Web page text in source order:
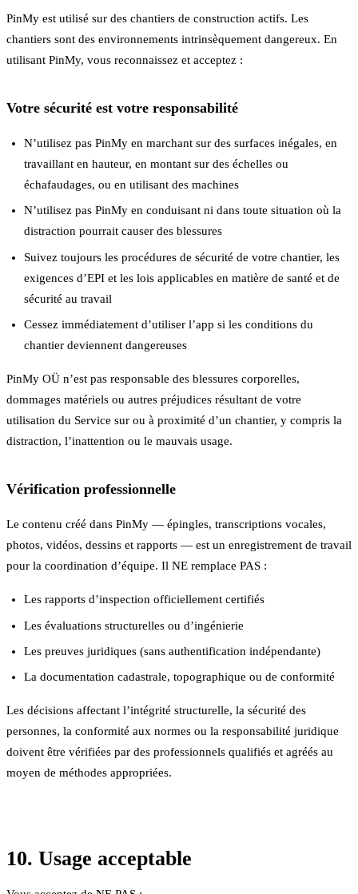
PinMy est utilisé sur des chantiers de construction actifs. Les
chantiers sont des environnements intrinsèquement dangereux. En
utilisant PinMy, vous reconnaissez et acceptez :
Votre sécurité est votre responsabilité
N’utilisez pas PinMy en marchant sur des surfaces inégales, en
travaillant en hauteur, en montant sur des échelles ou
échafaudages, ou en utilisant des machines
N’utilisez pas PinMy en conduisant ni dans toute situation où la
distraction pourrait causer des blessures
Suivez toujours les procédures de sécurité de votre chantier, les
exigences d’EPI et les lois applicables en matière de santé et de
sécurité au travail
Cessez immédiatement d’utiliser l’app si les conditions du
chantier deviennent dangereuses
PinMy OÜ n’est pas responsable des blessures corporelles,
dommages matériels ou autres préjudices résultant de votre
utilisation du Service sur ou à proximité d’un chantier, y compris la
distraction, l’inattention ou le mauvais usage.
Vérification professionnelle
Le contenu créé dans PinMy — épingles, transcriptions vocales,
photos, vidéos, dessins et rapports — est un enregistrement de travail
pour la coordination d’équipe. Il NE remplace PAS :
Les rapports d’inspection officiellement certifiés
Les évaluations structurelles ou d’ingénierie
Les preuves juridiques (sans authentification indépendante)
La documentation cadastrale, topographique ou de conformité
Les décisions affectant l’intégrité structurelle, la sécurité des
personnes, la conformité aux normes ou la responsabilité juridique
doivent être vérifiées par des professionnels qualifiés et agréés au
moyen de méthodes appropriées.
10. Usage acceptable